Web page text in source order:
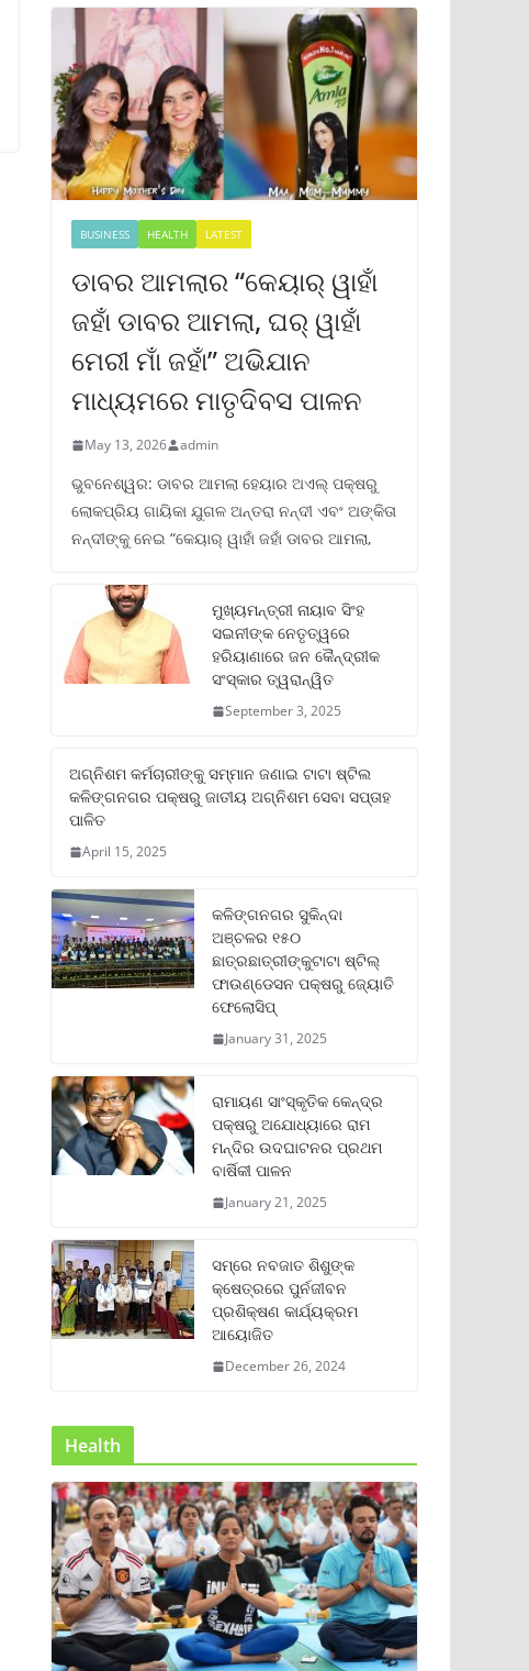
BUSINESS HEALTH LATEST
ଡାବର ଆମଲାର “କେୟାର୍ ୱାହାଁ
ଜହାଁ ଡାବର ଆମଲା, ଘର୍ ୱାହାଁ
ମେରୀ ମାଁ ଜହାଁ” ଅଭିଯାନ
ମାଧ୍ୟମରେ ମାତୃଦିବସ ପାଳନ
May 13, 2026 admin
ଭୁବନେଶ୍ୱର: ଡାବର ଆମଲା ହେୟାର ଅଏଲ୍ ପକ୍ଷରୁ
ଲୋକପ୍ରିୟ ଗାୟିକା ଯୁଗଳ ଅନ୍ତରା ନନ୍ଦୀ ଏବଂ ଅଙ୍କିତା
ନନ୍ଦୀଙ୍କୁ ନେଇ “କେୟାର୍ ୱାହାଁ ଜହାଁ ଡାବର ଆମଲା,
ମୁଖ୍ୟମନ୍ତ୍ରୀ ନାୟାବ ସିଂହ
ସଇନୀଙ୍କ ନେତୃତ୍ୱରେ
ହରିୟାଣାରେ ଜନ କୈନ୍ଦ୍ରୀକ
ସଂସ୍କାର ତ୍ୱରାନ୍ୱିତ
September 3, 2025
ଅଗ୍ନିଶମ କର୍ମଚାରୀଙ୍କୁ ସମ୍ମାନ ଜଣାଇ ଟାଟା ଷ୍ଟିଲ
କଳିଙ୍ଗନଗର ପକ୍ଷରୁ ଜାତୀୟ ଅଗ୍ନିଶମ ସେବା ସପ୍ତାହ
ପାଳିତ
April 15, 2025
କଳିଙ୍ଗନଗର ସୁକିନ୍ଦା
ଅଞ୍ଚଳର ୧୫୦
ଛାତ୍ରଛାତ୍ରୀଙ୍କୁଟାଟା ଷ୍ଟିଲ୍
ଫାଉଣ୍ଡେସନ ପକ୍ଷରୁ ଜ୍ୟୋତି
ଫେଲୋସିପ୍‌
January 31, 2025
ରାମାୟଣ ସାଂସ୍କୃତିକ କେନ୍ଦ୍ର
ପକ୍ଷରୁ ଅଯୋଧ୍ୟାରେ ରାମ
ମନ୍ଦିର ଉଦଘାଟନର ପ୍ରଥମ
ବାର୍ଷିକୀ ପାଳନ
January 21, 2025
ସମ୍‌ରେ ନବଜାତ ଶିଶୁଙ୍କ
କ୍ଷେତ୍ରରେ ପୁର୍ନଜୀବନ
ପ୍ରଶିକ୍ଷଣ କାର୍ଯ୍ୟକ୍ରମ
ଆୟୋଜିତ
December 26, 2024
Health